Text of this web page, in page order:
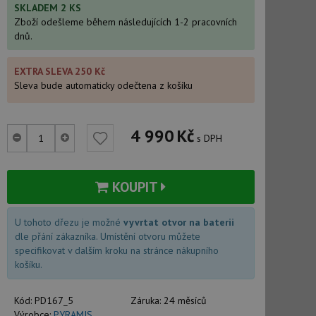
SKLADEM 2 KS
Zboží odešleme během následujících 1-2 pracovních
dnů.
EXTRA SLEVA 250 Kč
Sleva bude automaticky odečtena z košíku
4 990Kč s DPH
KOUPIT
U tohoto dřezu je možné vyvrtat otvor na baterii
dle přání zákazníka. Umístění otvoru můžete
specifikovat v dalším kroku na stránce nákupního
košíku.
Kód: PD167_5 Záruka:24 měsíců